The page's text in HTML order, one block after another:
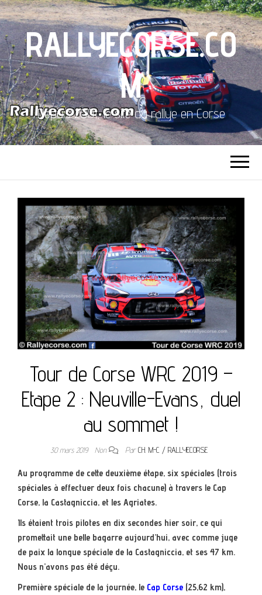
RALLYECORSE.CO
M
Depuis 2001, le site du rallye en Corse
Tour de Corse WRC 2019 –
Etape 2 : Neuville-Evans, duel
au sommet !
30 mars 2019 Non ParCH. M-C / RALLYECORSE
Au programme de cette deuxième étape, six spéciales (trois
spéciales à effectuer deux fois chacune) à travers le Cap
Corse, la Castagniccia, et les Agriates.
Ils étaient trois pilotes en dix secondes hier soir, ce qui
promettait une belle bagarre aujourd’hui, avec comme juge
de paix la longue spéciale de la Castagniccia, et ses 47 km.
Nous n’avons pas été déçu.
Première spéciale de la journée, le Cap Corse (25,62 km),